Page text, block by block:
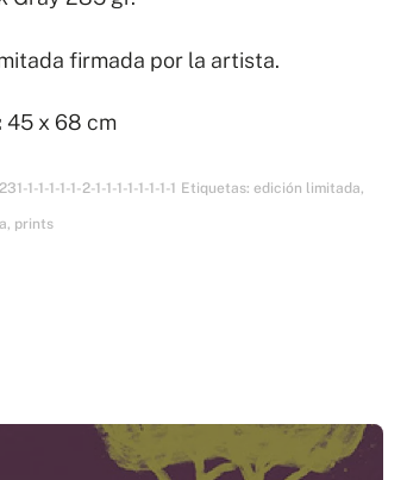
firmada por la artista.
45 x 68 cm
1-1-1-1-1-2-1-1-1-1-1-1-1-1 Etiquetas: edición limitada,
, prints